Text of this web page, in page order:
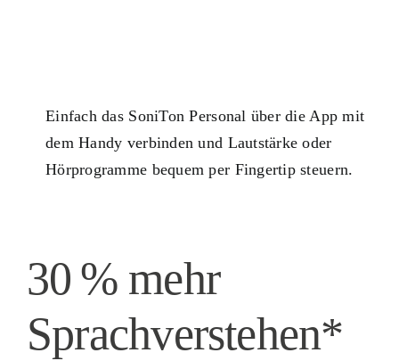
Einfach das SoniTon Personal über die App mit
dem Handy verbinden und Lautstärke oder
Hörprogramme bequem per Fingertip steuern.
30 % mehr
Sprachverstehen*